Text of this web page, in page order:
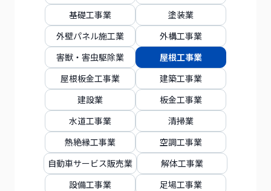
基礎工事業
塗装業
外壁パネル施工業
外構工事業
害獣・害虫駆除業
屋根工事業
屋根板金工事業
建築工事業
建設業
板金工事業
水道工事業
清掃業
熱絶縁工事業
空調工事業
自動車サービス販売業
解体工事業
設備工事業
足場工事業